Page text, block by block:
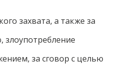
захвата, а также за
злоупотребление
за сговор с целью